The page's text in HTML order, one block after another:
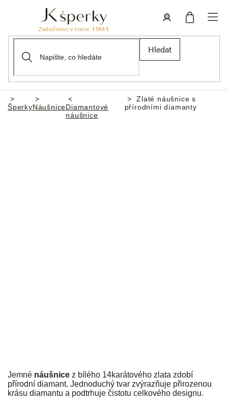
Hledat
Domů
ŠperkyNáušniceDiamantové
náušnice
Zlaté náušnice s
přírodními diamanty
Jemné náušnice z bílého 14karátového zlata zdobí
přírodní diamant. Jednoduchý tvar zvýrazňuje přirozenou
krásu diamantu a podtrhuje čistotu celkového designu.